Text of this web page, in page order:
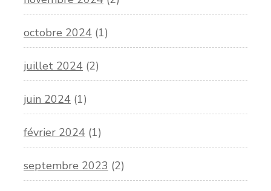
octobre 2024 (1)
juillet 2024 (2)
juin 2024 (1)
février 2024 (1)
septembre 2023 (2)